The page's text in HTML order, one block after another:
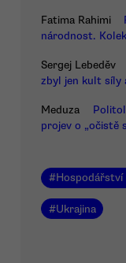
Fatima Rahimi
národnost.
Sergej Lebeděv
zbyl jen kult síly
Meduza
projev o „očistě
#Hospodářství
#Ukrajina